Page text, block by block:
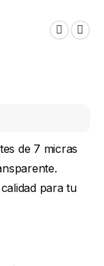
de 7 micras
para tu